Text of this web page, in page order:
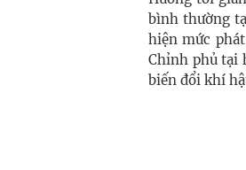
bình thường
hiện mức
Chỉnh phủ tại
biến đổi khí